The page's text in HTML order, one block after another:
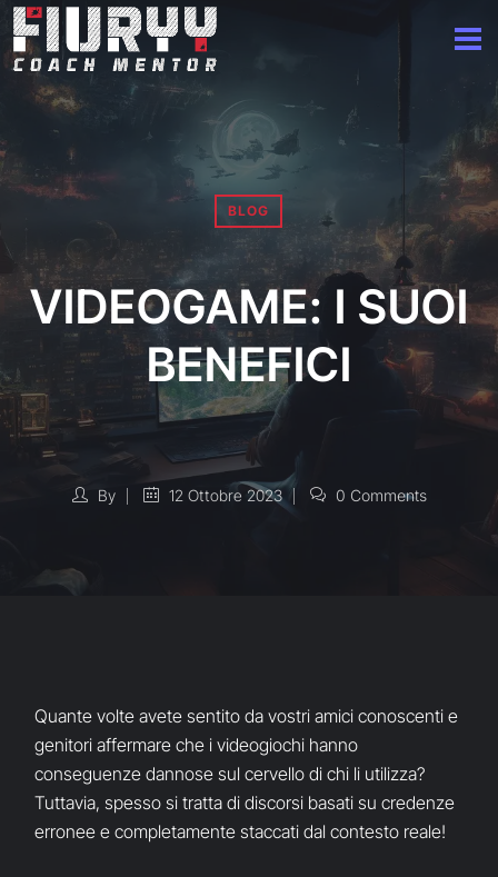
BLOG
VIDEOGAME: I SUOI
BENEFICI
By 12 Ottobre 2023 0 Comments
Quante volte avete sentito da vostri amici conoscenti e
genitori affermare che i videogiochi hanno
conseguenze dannose sul cervello di chi li utilizza?
Tuttavia, spesso si tratta di discorsi basati su credenze
erronee e completamente staccati dal contesto reale!